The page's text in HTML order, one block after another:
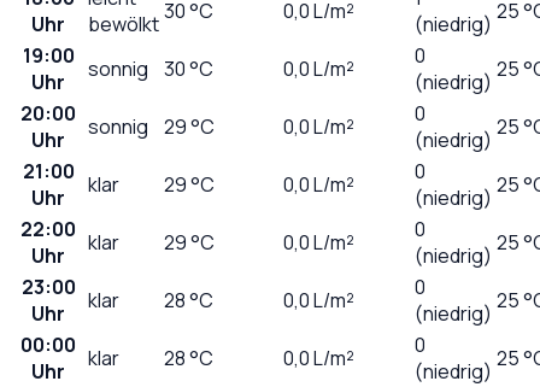
Uhr
bewölkt30°C 0,0L/m²
(niedrig) 25
19:00
Uhr
sonnig 30°C 0,0L/m²
0
(niedrig) 25
20:00
Uhr
sonnig 29°C 0,0L/m²
0
(niedrig) 25
21:00
Uhr
klar 29°C 0,0L/m²
0
(niedrig) 25
22:00
Uhr
klar 29°C 0,0L/m²
0
(niedrig) 25
23:00
Uhr
klar 28°C 0,0L/m²
0
(niedrig) 25
00:00
Uhr
klar 28°C 0,0L/m²
0
(niedrig) 25